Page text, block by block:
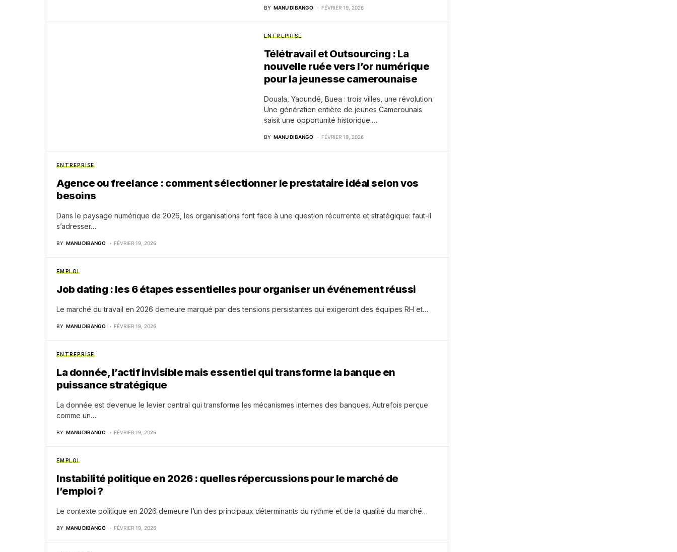
BY MANU DIBANGO FÉVRIER 19, 2026
ENTREPRISE
Télétravail et Outsourcing : La
nouvelle ruée vers l’or numérique
pour la jeunesse camerounaise
Douala, Yaoundé, Buea : trois villes, une révolution.
Une génération entière de jeunes Camerounais
saisit une opportunité historique.…
BY MANU DIBANGO FÉVRIER 19, 2026
ENTREPRISE
Agence ou freelance : comment sélectionner le prestataire idéal selon vos
besoins
Dans le paysage numérique de 2026, les organisations font face à une question récurrente et stratégique: faut-il
s’adresser…
BY MANU DIBANGO FÉVRIER 19, 2026
EMPLOI
Job dating : les 6 étapes essentielles pour organiser un événement réussi
Le marché du travail en 2026 demeure marqué par des tensions persistantes qui exigeront des équipes RH et…
BY MANU DIBANGO FÉVRIER 19, 2026
ENTREPRISE
La donnée, l’actif invisible mais essentiel qui transforme la banque en
puissance stratégique
La donnée est devenue le levier central qui transforme les mécanismes internes des banques. Autrefois perçue
comme un…
BY MANU DIBANGO FÉVRIER 19, 2026
EMPLOI
Instabilité politique en 2026 : quelles répercussions pour le marché de
l’emploi ?
Le contexte politique en 2026 demeure l’un des principaux déterminants du rythme et de la qualité du marché…
BY MANU DIBANGO FÉVRIER 19, 2026